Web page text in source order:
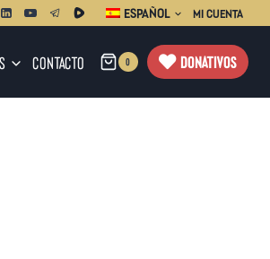
ESPAÑOL MI CUENTA
CONTACTO 0 DONATIVOS